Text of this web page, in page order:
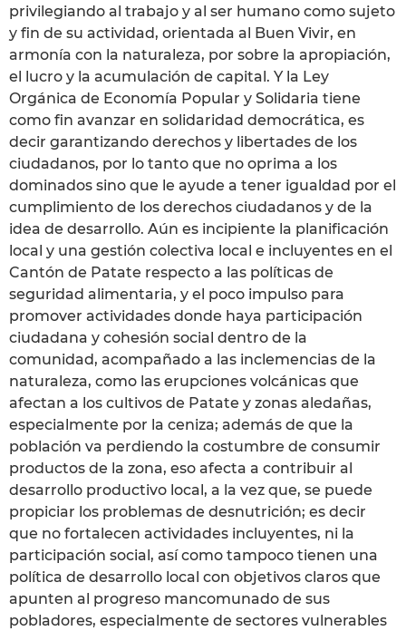
privilegiando al trabajo y al ser humano como sujeto
y fin de su actividad, orientada al Buen Vivir, en
armonía con la naturaleza, por sobre la apropiación,
el lucro y la acumulación de capital. Y la Ley
Orgánica de Economía Popular y Solidaria tiene
como fin avanzar en solidaridad democrática, es
decir garantizando derechos y libertades de los
ciudadanos, por lo tanto que no oprima a los
dominados sino que le ayude a tener igualdad por el
cumplimiento de los derechos ciudadanos y de la
idea de desarrollo. Aún es incipiente la planificación
local y una gestión colectiva local e incluyentes en el
Cantón de Patate respecto a las políticas de
seguridad alimentaria, y el poco impulso para
promover actividades donde haya participación
ciudadana y cohesión social dentro de la
comunidad, acompañado a las inclemencias de la
naturaleza, como las erupciones volcánicas que
afectan a los cultivos de Patate y zonas aledañas,
especialmente por la ceniza; además de que la
población va perdiendo la costumbre de consumir
productos de la zona, eso afecta a contribuir al
desarrollo productivo local, a la vez que, se puede
propiciar los problemas de desnutrición; es decir
que no fortalecen actividades incluyentes, ni la
participación social, así como tampoco tienen una
política de desarrollo local con objetivos claros que
apunten al progreso mancomunado de sus
pobladores, especialmente de sectores vulnerables